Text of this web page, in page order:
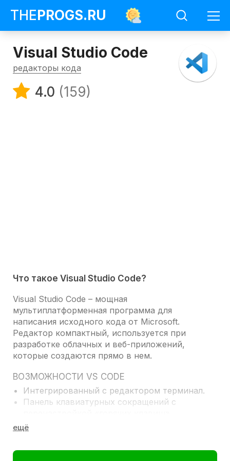
THEPROGS.RU
Visual Studio Code
редакторы кода
4.0 (159)
Что такое Visual Studio Code?
Visual Studio Code – мощная
мультиплатформенная программа для
написания исходного кода от Microsoft.
Редактор компактный, используется при
разработке облачных и веб-приложений,
которые создаются прямо в нем.
ВОЗМОЖНОСТИ VS CODE
Интегрированный с редактором терминал.
Панель клавиатурных сокращений с
Сворачивание блоков кода.